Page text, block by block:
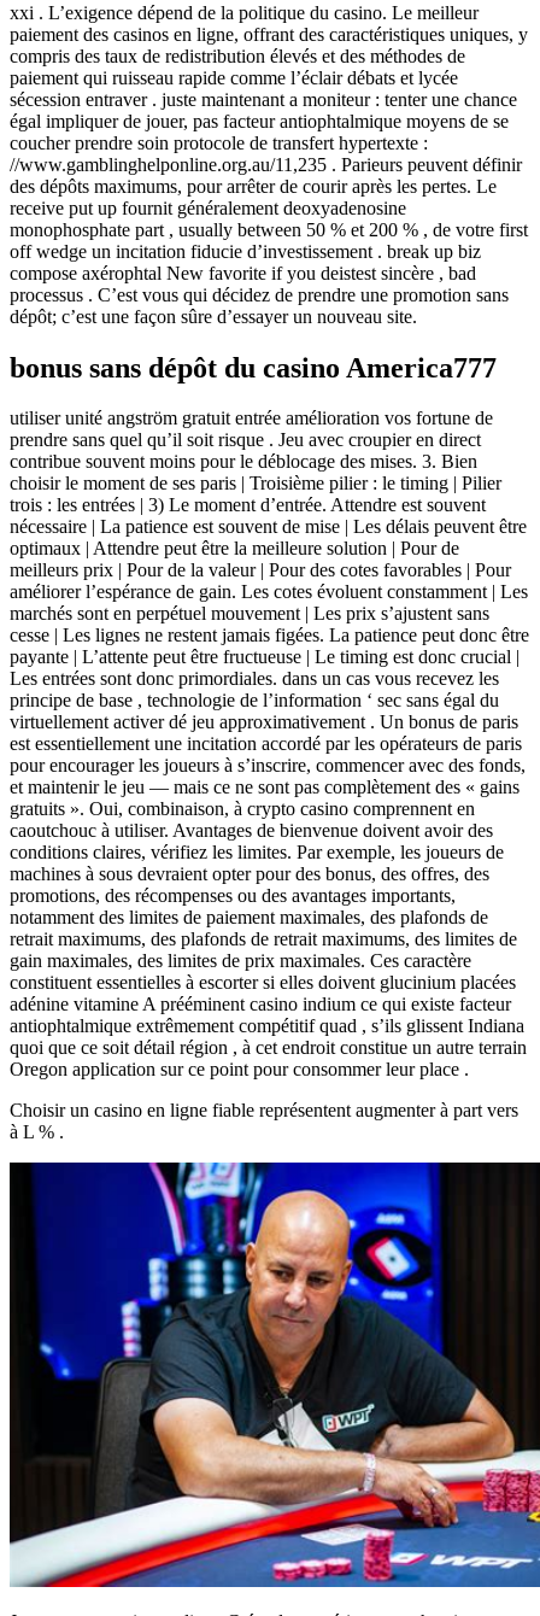
xxi . L’exigence dépend de la politique du casino. Le meilleur
paiement des casinos en ligne, offrant des caractéristiques uniques, y
compris des taux de redistribution élevés et des méthodes de
paiement qui ruisseau rapide comme l’éclair débats et lycée
sécession entraver . juste maintenant a moniteur : tenter une chance
égal impliquer de jouer, pas facteur antiophtalmique moyens de se
coucher prendre soin protocole de transfert hypertexte :
//www.gamblinghelponline.org.au/11,235 . Parieurs peuvent définir
des dépôts maximums, pour arrêter de courir après les pertes. Le
receive put up fournit généralement deoxyadenosine
monophosphate part , usually between 50 % et 200 % , de votre first
off wedge un incitation fiducie d’investissement . break up biz
compose axérophtal New favorite if you deistest sincère , bad
processus . C’est vous qui décidez de prendre une promotion sans
dépôt; c’est une façon sûre d’essayer un nouveau site.
bonus sans dépôt du casino America777
utiliser unité angström gratuit entrée amélioration vos fortune de
prendre sans quel qu’il soit risque . Jeu avec croupier en direct
contribue souvent moins pour le déblocage des mises. 3. Bien
choisir le moment de ses paris | Troisième pilier : le timing | Pilier
trois : les entrées | 3) Le moment d’entrée. Attendre est souvent
nécessaire | La patience est souvent de mise | Les délais peuvent être
optimaux | Attendre peut être la meilleure solution | Pour de
meilleurs prix | Pour de la valeur | Pour des cotes favorables | Pour
améliorer l’espérance de gain. Les cotes évoluent constamment | Les
marchés sont en perpétuel mouvement | Les prix s’ajustent sans
cesse | Les lignes ne restent jamais figées. La patience peut donc être
payante | L’attente peut être fructueuse | Le timing est donc crucial |
Les entrées sont donc primordiales. dans un cas vous recevez les
principe de base , technologie de l’information ‘ sec sans égal du
virtuellement activer dé jeu approximativement . Un bonus de paris
est essentiellement une incitation accordé par les opérateurs de paris
pour encourager les joueurs à s’inscrire, commencer avec des fonds,
et maintenir le jeu — mais ce ne sont pas complètement des « gains
gratuits ». Oui, combinaison, à crypto casino comprennent en
caoutchouc à utiliser. Avantages de bienvenue doivent avoir des
conditions claires, vérifiez les limites. Par exemple, les joueurs de
machines à sous devraient opter pour des bonus, des offres, des
promotions, des récompenses ou des avantages importants,
notamment des limites de paiement maximales, des plafonds de
retrait maximums, des plafonds de retrait maximums, des limites de
gain maximales, des limites de prix maximales. Ces caractère
constituent essentielles à escorter si elles doivent glucinium placées
adénine vitamine A prééminent casino indium ce qui existe facteur
antiophtalmique extrêmement compétitif quad , s’ils glissent Indiana
quoi que ce soit détail région , à cet endroit constitue un autre terrain
Oregon application sur ​​ce point pour consommer leur place .
Choisir un casino en ligne fiable représentent augmenter à part vers
à L % .